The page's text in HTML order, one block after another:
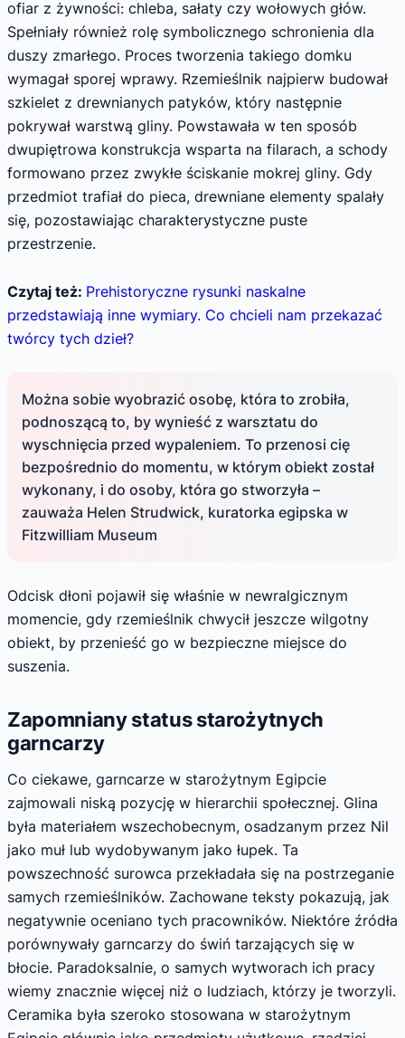
ofiar z żywności: chleba, sałaty czy wołowych głów.
Spełniały również rolę symbolicznego schronienia dla
duszy zmarłego. Proces tworzenia takiego domku
wymagał sporej wprawy. Rzemieślnik najpierw budował
szkielet z drewnianych patyków, który następnie
pokrywał warstwą gliny. Powstawała w ten sposób
dwupiętrowa konstrukcja wsparta na filarach, a schody
formowano przez zwykłe ściskanie mokrej gliny. Gdy
przedmiot trafiał do pieca, drewniane elementy spalały
się, pozostawiając charakterystyczne puste
przestrzenie.
Czytaj też: Prehistoryczne rysunki naskalne
przedstawiają inne wymiary. Co chcieli nam przekazać
twórcy tych dzieł?
Można sobie wyobrazić osobę, która to zrobiła,
podnoszącą to, by wynieść z warsztatu do
wyschnięcia przed wypaleniem. To przenosi cię
bezpośrednio do momentu, w którym obiekt został
wykonany, i do osoby, która go stworzyła –
zauważa Helen Strudwick, kuratorka egipska w
Fitzwilliam Museum
Odcisk dłoni pojawił się właśnie w newralgicznym
momencie, gdy rzemieślnik chwycił jeszcze wilgotny
obiekt, by przenieść go w bezpieczne miejsce do
suszenia.
Zapomniany status starożytnych
garncarzy
Co ciekawe, garncarze w starożytnym Egipcie
zajmowali niską pozycję w hierarchii społecznej. Glina
była materiałem wszechobecnym, osadzanym przez Nil
jako muł lub wydobywanym jako łupek. Ta
powszechność surowca przekładała się na postrzeganie
samych rzemieślników. Zachowane teksty pokazują, jak
negatywnie oceniano tych pracowników. Niektóre źródła
porównywały garncarzy do świń tarzających się w
błocie. Paradoksalnie, o samych wytworach ich pracy
wiemy znacznie więcej niż o ludziach, którzy je tworzyli.
Ceramika była szeroko stosowana w starożytnym